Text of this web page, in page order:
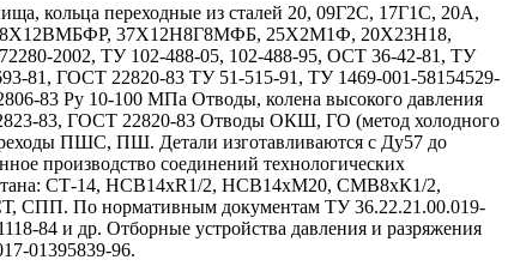
кольца переходные из сталей 20, 09Г2С, 17Г1С, 20А,
37Х12Н8Г8МФБ, 25Х2М1Ф, 20Х23Н18,
2002, ТУ 102-488-05, 102-488-95, ОСТ 36-42-81, ТУ
81, ГОСТ 22820-83 ТУ 51-515-91, ТУ 1469-001-58154529-
83 Ру 10-100 МПа Отводы, колена высокого давления
83, ГОСТ 22820-83 Отводы ОКШ, ГО (метод холодного
ПШС, ПШ. Детали изготавливаются с Ду57 до
производство соединений технологических
СТ-14, НСВ14хR1/2, НСВ14хМ20, СМВ8хК1/2,
По нормативным документам ТУ 36.22.21.00.019-
84 и др. Отборные устройства давления и разряжения
01395839-96.